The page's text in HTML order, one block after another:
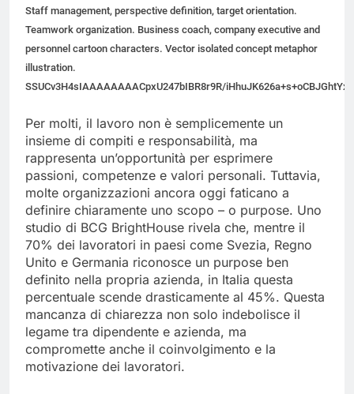
Staff management, perspective definition, target orientation.
Teamwork organization. Business coach, company executive and
personnel cartoon characters. Vector isolated concept metaphor
illustration.
SSUCv3H4sIAAAAAAAACpxU247bIBR8r9R/
Per molti, il lavoro non è semplicemente un
insieme di compiti e responsabilità, ma
rappresenta un’opportunità per esprimere
passioni, competenze e valori personali. Tuttavia,
molte organizzazioni ancora oggi faticano a
definire chiaramente uno scopo – o purpose. Uno
studio di BCG BrightHouse rivela che, mentre il
70% dei lavoratori in paesi come Svezia, Regno
Unito e Germania riconosce un purpose ben
definito nella propria azienda, in Italia questa
percentuale scende drasticamente al 45%. Questa
mancanza di chiarezza non solo indebolisce il
legame tra dipendente e azienda, ma
compromette anche il coinvolgimento e la
motivazione dei lavoratori.